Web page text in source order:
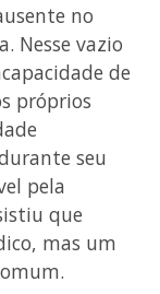
no
Nesse vazio
de
próprios
seu
pela
que
mas um